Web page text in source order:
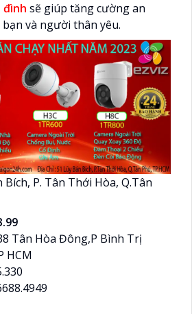
đình sẽ giúp tăng cường an
và người thân yêu.
Bích, P. Tân Thới Hòa, Q.Tân
Tân Hòa Đông,P Bình Trị
HCM